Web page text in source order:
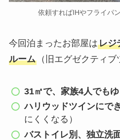
依頼すればIHやフライパ
今回泊まったお部屋はレジ
ルーム（旧エグゼクティブ
31㎡で、家族4人でも
ハリウッドツインにで
にくくなる）
バストイレ別、独立洗